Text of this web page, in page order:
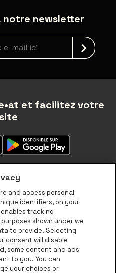
notre newsletter
et facilitez votre
de be•at
be•at
and access personal
identifiers, on your
tracking
shown under we
to provide. Selecting
consent will disable
some content and ads
to you. You can
your choices or